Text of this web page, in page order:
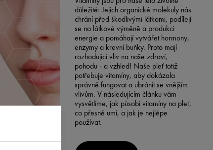
důležité: Jejich organické molekuly nás
chrání před škodlivými látkami, podílejí
se na látkové výměně a produkci
energie a pomáhají vytvářet hormony,
enzymy a krevní buňky. Proto mají
rozhodující vliv na naše zdraví,
pohodu - a vzhled! Naše pleť totiž
potřebuje vitamíny, aby dokázala
správně fungovat a ubránit se vnějším
vlivům. V následujícím článku vám
vysvětlíme, jak působí vitamíny na pleť,
co přesně umí, a jak je nejlépe
používat.